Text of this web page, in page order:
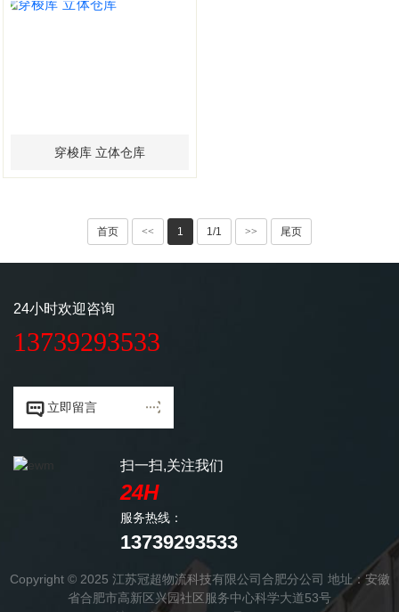
穿梭库 立体仓库
首页 << 1 1/1 >> 尾页
24小时欢迎咨询
13739293533
 立即留言 
扫一扫,关注我们
24H
服务热线：
13739293533
Copyright © 2025 江苏冠超物流科技有限公司合肥分公司 地址：安徽
省合肥市高新区兴园社区服务中心科学大道53号